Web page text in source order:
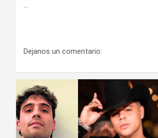
…
Dejanos un comentario: